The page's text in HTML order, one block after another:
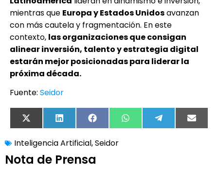
mientras que Europa y Estados Unidosavanzan
con más cautela y fragmentación. En este
contexto, las organizaciones que consigan
alinear inversión, talento y estrategia digital
estarán mejor posicionadas para liderar la
próxima década.
Fuente: Seidor
X
(Twitter)
LinkedIn FacebookWhatsApp TelegramEmail
Inteligencia Artificial,Seidor
Nota de Prensa